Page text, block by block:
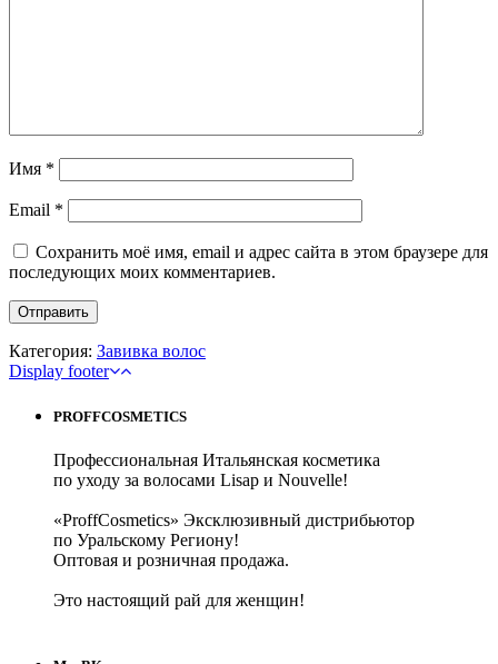
Имя *
Email *
Сохранить моё имя, email и адрес сайта в этом браузере для
последующих моих комментариев.
Категория: Завивка волос
Display footer
PROFFCOSMETICS
Профессиональная Итальянская косметика
по уходу за волосами Lisap и Nouvelle!
«ProffCosmetics» Эксклюзивный дистрибьютор
по Уральскому Региону!
Оптовая и розничная продажа.
Это настоящий рай для женщин!